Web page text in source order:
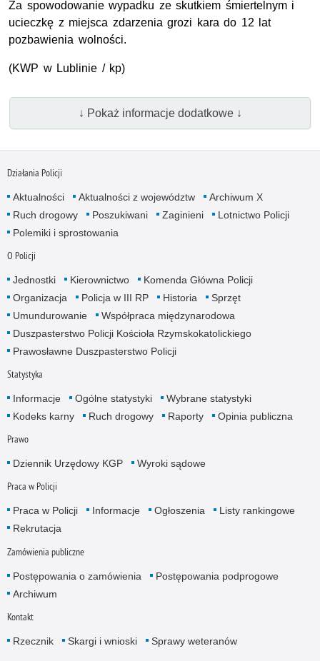
Za spowodowanie wypadku ze skutkiem śmiertelnym i
ucieczkę z miejsca zdarzenia grozi kara do 12 lat
pozbawienia wolności.
(KWP w Lublinie / kp)
↓ Pokaż informacje dodatkowe ↓
Działania Policji
Aktualności Aktualności z województw
Archiwum X
Ruch drogowy
Poszukiwani Zaginieni
Lotnictwo Policji
Polemiki i sprostowania
O Policji
Jednostki Kierownictwo
Komenda Główna Policji
Organizacja
Policja w III RP Historia
Sprzęt
Umundurowanie
Współpraca międzynarodowa
Duszpasterstwo Policji Kościoła Rzymskokatolickiego
Prawosławne Duszpasterstwo Policji
Statystyka
Informacje Ogólne statystyki
Wybrane statystyki
Kodeks karny
Ruch drogowy Raporty Opinia publiczna
Prawo
Dziennik Urzędowy KGP Wyroki sądowe
Praca w Policji
Praca w Policji Informacje Ogłoszenia
Listy rankingowe
Rekrutacja
Zamówienia publiczne
Postępowania o zamówienia
Postępowania podprogowe
Archiwum
Kontakt
Rzecznik Skargi i wnioski Sprawy weteranów